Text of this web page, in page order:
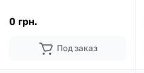
0 грн.
Под заказ